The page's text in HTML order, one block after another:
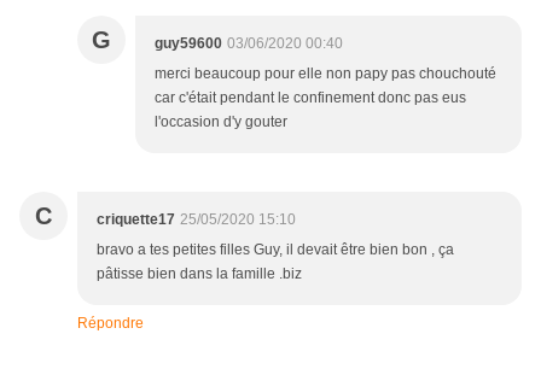
G guy59600 03/06/2020 00:40
merci beaucoup pour elle non papy pas chouchouté
car c'était pendant le confinement donc pas eus
l'occasion d'y gouter
C criquette17 25/05/2020 15:10
bravo a tes petites filles Guy, il devait être bien bon , ça
pâtisse bien dans la famille .biz
Répondre